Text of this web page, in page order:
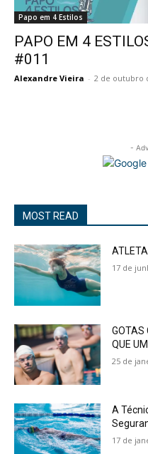
Papo em 4 Estilos
PAPO EM 4
#011
Alexandre Vieira - 2 de outubro
-
MOST READ
17 de
GOTAS
QUE
25 de
A
17 de